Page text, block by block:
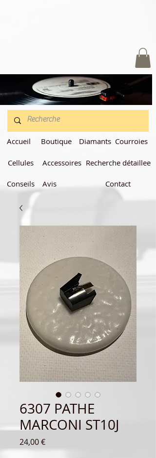
Accueil
Cellules
Conseils
Boutique
Accessoires
Avis
Diamants Courroies
Recherche détaillee
Contact
6307 PATHE
MARCONI ST10J
24,00 €Prix